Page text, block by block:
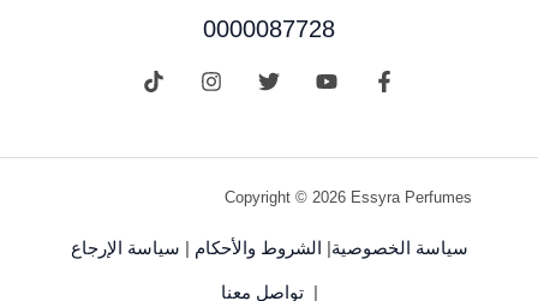
0000087728
Copyright © 2026 Essyra Perfumes
سياسة الخصوصية الشروط والأحكام سياسة الإرجاع
تواصل معنا